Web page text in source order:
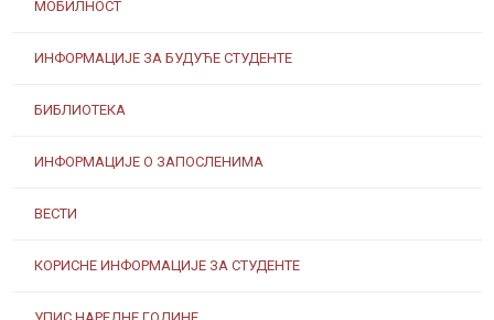
МОБИЛНОСТ
ИНФОРМАЦИЈЕ ЗА БУДУЋЕ СТУДЕНТЕ
БИБЛИОТЕКА
ИНФОРМАЦИЈЕ О ЗАПОСЛЕНИМА
ВЕСТИ
КОРИСНЕ ИНФОРМАЦИЈЕ ЗА СТУДЕНТЕ